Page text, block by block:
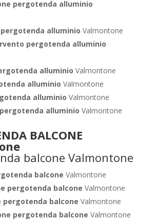
pergotenda alluminio
alluminio Valmontone
pergotenda alluminio
alluminio Valmontone
alluminio Valmontone
alluminio Valmontone
alluminio Valmontone
BALCONE
balcone Valmontone
pergotenda balcone Valmontone
pergotenda balcone Valmontone
pergotenda balcone Valmontone